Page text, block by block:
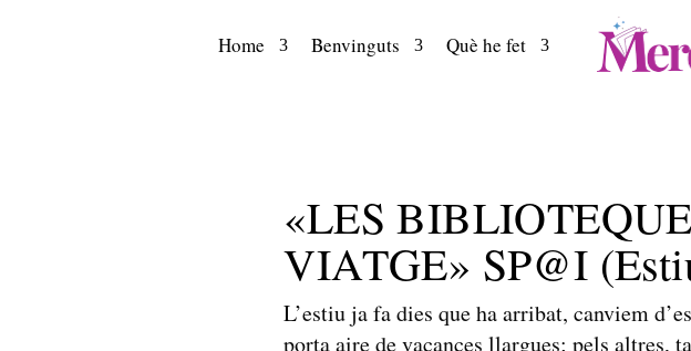
Home Benvinguts Què he fet
«LES
VIATGE» SP@I
L’estiu ja fa dies que ha arribat, canviem
porta aire de vacances llargues; pels